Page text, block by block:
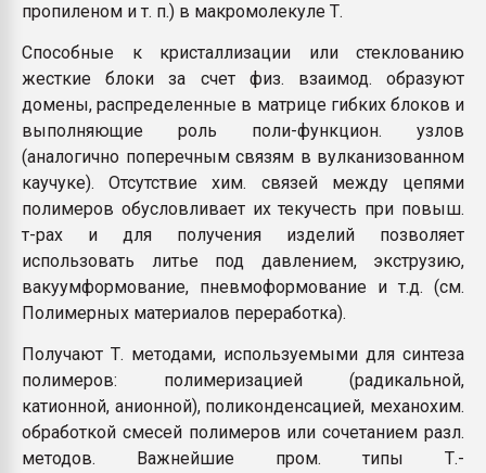
пропиленом и т. п.) в макромолекуле Т.
Способные к кристаллизации или стеклованию
жесткие блоки за счет физ. взаимод. образуют
домены, распределенные в матрице гибких блоков и
выполняющие роль поли-функцион. узлов
(аналогично поперечным связям в вулканизованном
каучуке). Отсутствие хим. связей между цепями
полимеров обусловливает их текучесть при повыш.
т-рах и для получения изделий позволяет
использовать литье под давлением, экструзию,
вакуумформование, пневмоформование и т.д. (см.
Полимерных материалов переработка).
Получают Т. методами, используемыми для синтеза
полимеров: полимеризацией (радикальной,
катионной, анионной), поликонденсацией, механохим.
обработкой смесей полимеров или сочетанием разл.
методов. Важнейшие пром. типы Т.-